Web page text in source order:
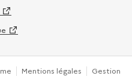
Mentions légales Gestion